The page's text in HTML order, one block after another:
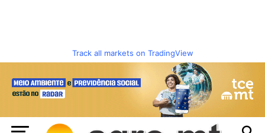
Track all markets on TradingView